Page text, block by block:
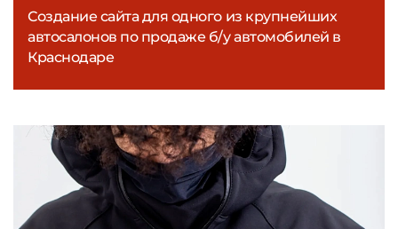
Создание сайта для одного из крупнейших
автосалонов по продаже б/у автомобилей в
Краснодаре